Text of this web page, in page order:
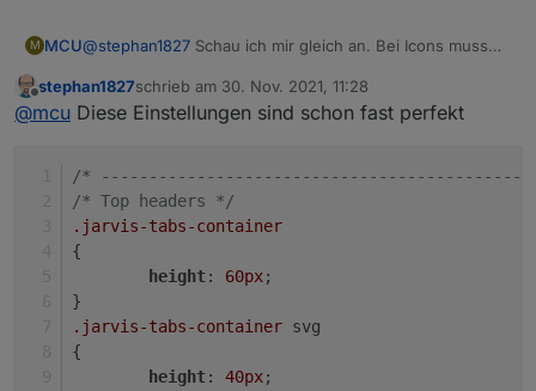
M MCU@stephan1827 Schau ich mir gleich an. Bei Icons muss
wenig, bin gerade unterwegs.
https://mcuiobroker.gitbook.io/jarvis-
infos/jarvis/besonderheiten-v3/styles/tabs/tab-
icons#font-size-fuer-icons-setzen
Offline
stephan1827schrieb am 30. Nov. 2021, 11:28
zuletzt editiert von
@mcu Diese Einstellungen sind schon fast perfekt
/*
/* Top headers */
.jarvis-tabs-container
{
height: 60px;
}
.jarvis-tabs-container svg
{
height: 40px;